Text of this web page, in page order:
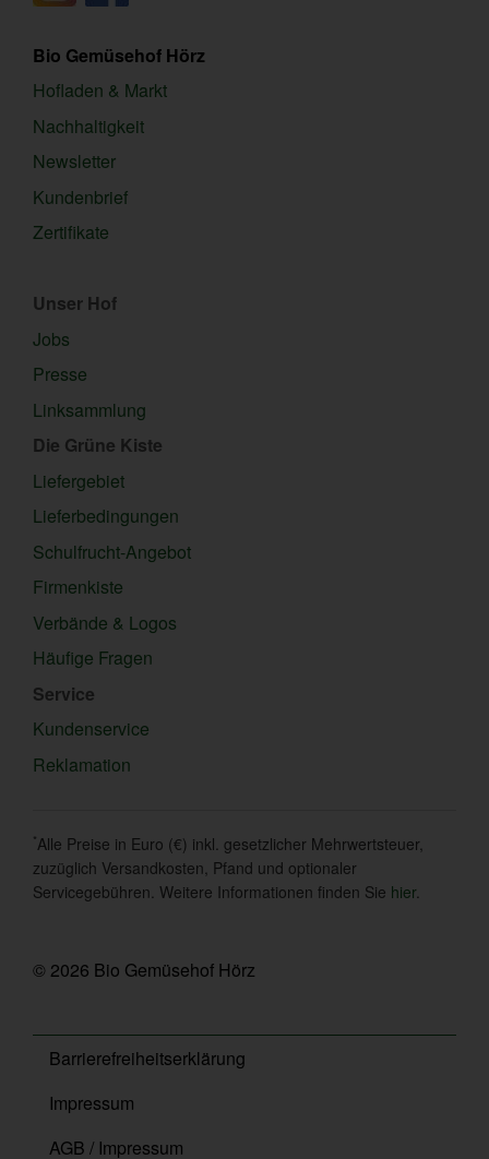
Bio Gemüsehof Hörz
Hofladen & Markt
Nachhaltigkeit
Newsletter
Kundenbrief
Zertifikate
Unser Hof
Jobs
Presse
Linksammlung
Die Grüne Kiste
Liefergebiet
Lieferbedingungen
Schulfrucht-Angebot
Firmenkiste
Verbände & Logos
Häufige Fragen
Service
Kundenservice
Reklamation
*Alle Preise in Euro (€) inkl. gesetzlicher Mehrwertsteuer,
zuzüglich Versandkosten, Pfand und optionaler
Servicegebühren. Weitere Informationen finden Sie hier.
© 2026 Bio Gemüsehof Hörz
Barrierefreiheitserklärung
Impressum
AGB / Impressum